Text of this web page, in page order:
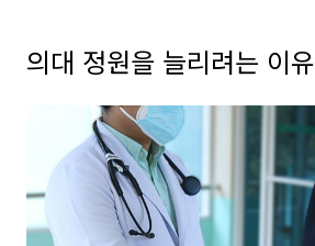
의대 정원을 늘리려는 이유